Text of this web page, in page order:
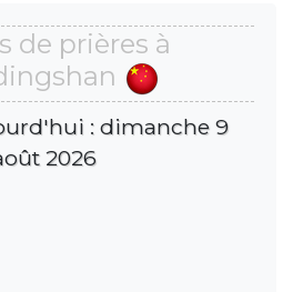
de prières à
: dimanche 9
2026